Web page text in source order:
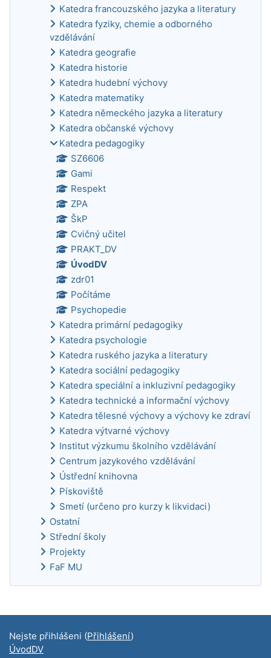
Katedra francouzského jazyka a literatury
Katedra fyziky, chemie a odborného
vzdělávání
Katedra geografie
Katedra historie
Katedra hudební výchovy
Katedra matematiky
Katedra německého jazyka a literatury
Katedra občanské výchovy
Katedra pedagogiky
SZ6606
Gami
Respekt
ZPA
ŠkP
Cvičný učitel
PRAKT_DV
ÚvodDV
zdr01
Počítáme
Psychopedie
Katedra primární pedagogiky
Katedra psychologie
Katedra ruského jazyka a literatury
Katedra sociální pedagogiky
Katedra speciální a inkluzivní pedagogiky
Katedra technické a informační výchovy
Katedra tělesné výchovy a výchovy ke zdraví
Katedra výtvarné výchovy
Institut výzkumu školního vzdělávání
Centrum jazykového vzdělávání
Ústřední knihovna
Pískoviště
Smetí (určeno pro kurzy k likvidaci)
Ostatní
Střední školy
Projekty
FaF MU
Doplňkové bloky
Nejste přihlášeni (Přihlášení)
ÚvodDV